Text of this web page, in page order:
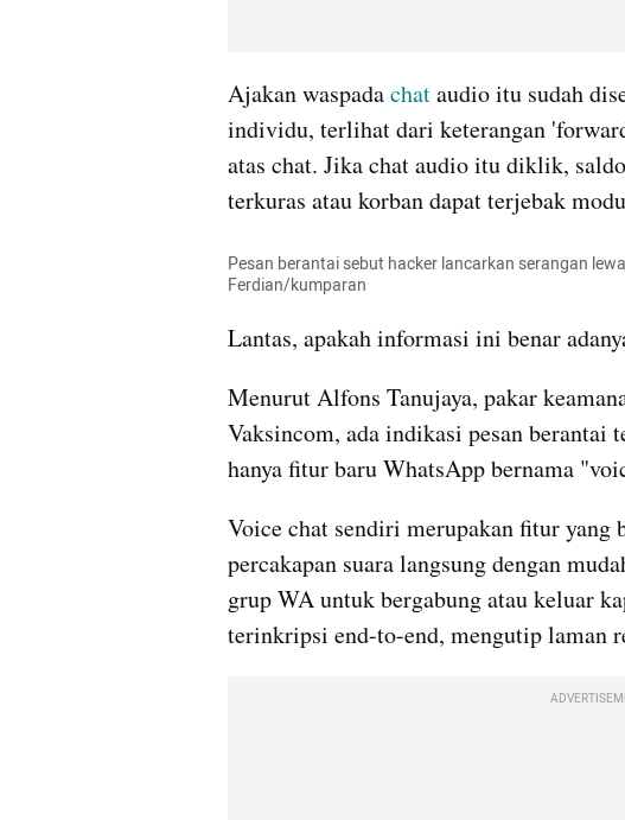
Ajakan waspada chat audio itu sudah
individu, terlihat dari keterangan
atas chat. Jika chat audio itu diklik,
terkuras atau korban dapat terjebak
Pesan berantai sebut hacker lancarkan serangan
Ferdian/kumparan
Lantas, apakah informasi ini benar
Menurut Alfons Tanujaya, pakar
Vaksincom, ada indikasi pesan berantai
hanya fitur baru WhatsApp bernama
Voice chat sendiri merupakan fitur yang
percakapan suara langsung dengan
grup WA untuk bergabung atau keluar
terinkripsi end-to-end, mengutip laman